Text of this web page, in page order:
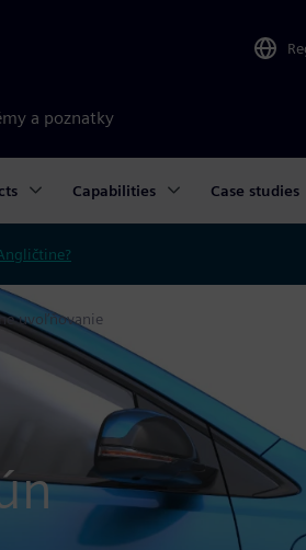
a poznatky
Capabilities Case studies
uvoľňovanie